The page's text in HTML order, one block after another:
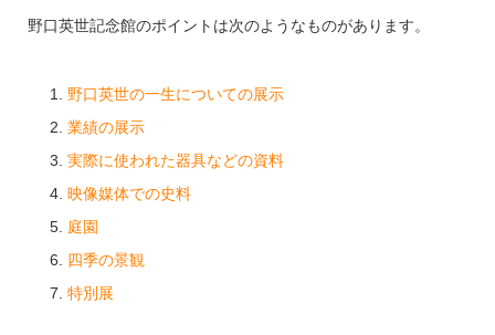
野口英世記念館のポイントは次のようなものがあります。
野口英世の一生についての展示
業績の展示
実際に使われた器具などの資料
映像媒体での史料
庭園
四季の景観
特別展